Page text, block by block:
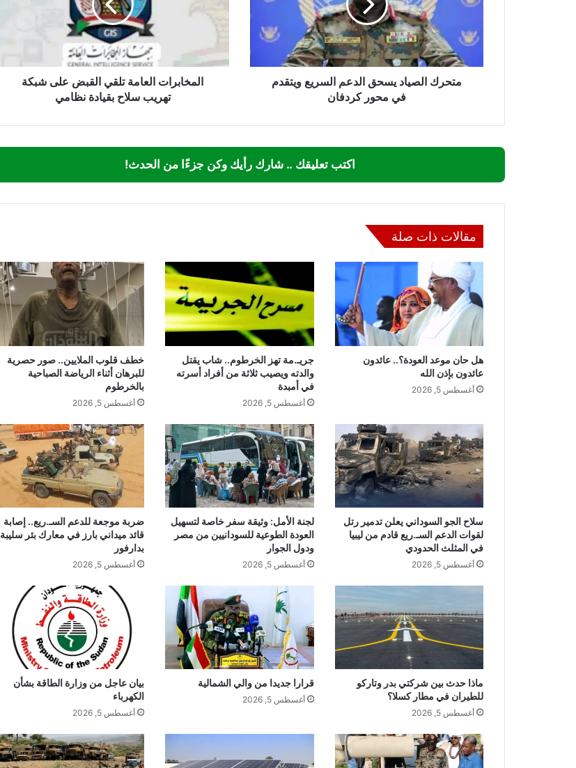
السريع
في
محور
كردفان
متحرك الصياد يسحق الدعم السريع ويتقدم
في محور كردفان
شبكة
بقيادة
المخابرات العامة تلقي القبض على شبكة
تهريب سلاح بقيادة نظامي
اكتب تعليقك .. شارك رأيك وكن جزءًا من الحدث!
مقالات ذات صلة
هل حان موعد العودة؟.. عائدون
عائدون بإذن الله
أغسطس 5, 2026
جريـ.مة تهز الخرطوم.. شاب يقتل
والدته ويصيب ثلاثة من أفراد أسرته
في أمبدة
أغسطس 5, 2026
خطف قلوب الملايين.. صور حصرية
للبرهان أثناء الرياضة الصباحية
بالخرطوم
أغسطس 5, 2026
سلاح الجو السوداني يعلن تدمير رتل
لقوات الدعم السـ.ريع قادم من ليبيا
في المثلث الحدودي
أغسطس 5, 2026
لجنة الأمل: وثيقة سفر خاصة لتسهيل
العودة الطوعية للسودانيين من مصر
ودول الجوار
أغسطس 5, 2026
ضربة موجعة للدعم السـ.ريع.. إصابة
قائد ميداني بارز في معارك بئر سليبة
بدارفور
أغسطس 5, 2026
ماذا حدث بين شركتي بدر وتاركو
للطيران في مطار كسلا؟
أغسطس 5, 2026
قرارا جديدا من والي الشمالية
أغسطس 5, 2026
بيان عاجل من وزارة الطاقة بشأن
الكهرباء
أغسطس 5, 2026